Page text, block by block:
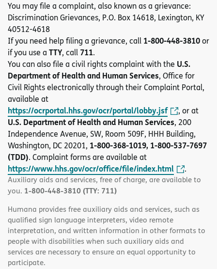
You may file a complaint, also known as a grievance:
Discrimination Grievances, P.O. Box 14618, Lexington, KY
40512-4618
If you need help filing a grievance, call 1-800-448-3810or
if you use a TTY, call 711.
You can also file a civil rights complaint with the U.S.
Department of Health and Human Services, Office for
Civil Rights electronically through their Complaint Portal,
available at
https://ocrportal.hhs.gov/ocr/portal/lobby.jsf , or at
U.S. Department of Health and Human Services, 200
Independence Avenue, SW, Room 509F, HHH Building,
Washington, DC 20201, 1-800-368-1019, 1-800-537-7697
(TDD). Complaint forms are available at
https://www.hhs.gov/ocr/office/file/index.html .
Auxiliary aids and services, free of charge, are available to
you. 1-800-448-3810 (TTY: 711)
Humana provides free auxiliary aids and services, such as
qualified sign language interpreters, video remote
interpretation, and written information in other formats to
people with disabilities when such auxiliary aids and
services are necessary to ensure an equal opportunity to
participate.